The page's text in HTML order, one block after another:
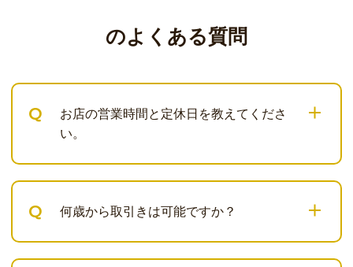
のよくある質問
Q
お店の営業時間と定休日を教えてくださ
い。
Q 何歳から取引きは可能ですか？